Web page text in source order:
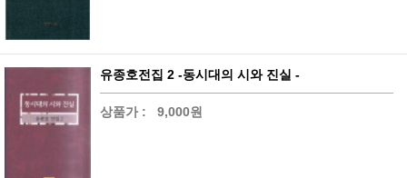
유종호전집 2 -동시대의 시와 진실 -
상품가 : 9,000원